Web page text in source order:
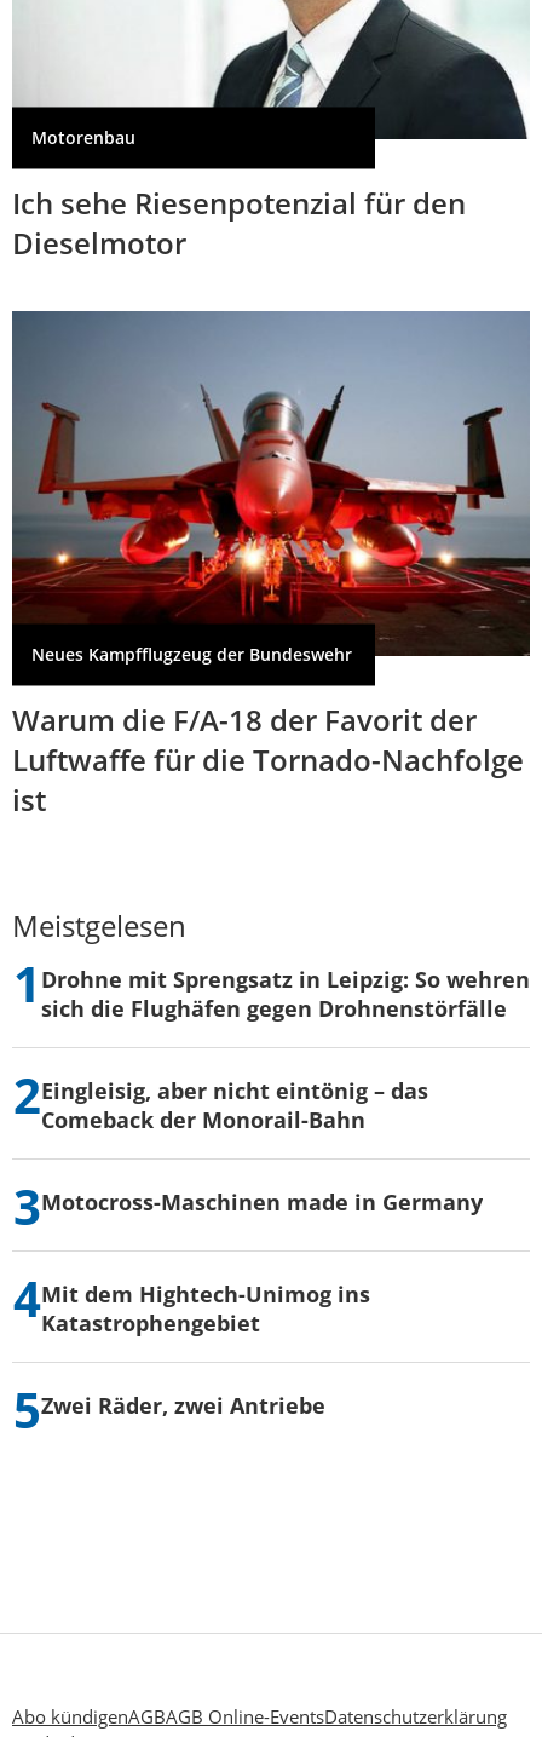
Motorenbau
Ich sehe Riesenpotenzial für den
Dieselmotor
Neues Kampfflugzeug der Bundeswehr
Warum die F/A-18 der Favorit der
Luftwaffe für die Tornado-Nachfolge
ist
Meistgelesen
Drohne mit Sprengsatz in Leipzig: So wehren
sich die Flughäfen gegen Drohnenstörfälle
Eingleisig, aber nicht eintönig – das
Comeback der Monorail-Bahn
Motocross-Maschinen made in Germany
Mit dem Hightech-Unimog ins
Katastrophengebiet
Zwei Räder, zwei Antriebe
Abo kündigenAGBAGB Online-EventsDatenschutzerklärung